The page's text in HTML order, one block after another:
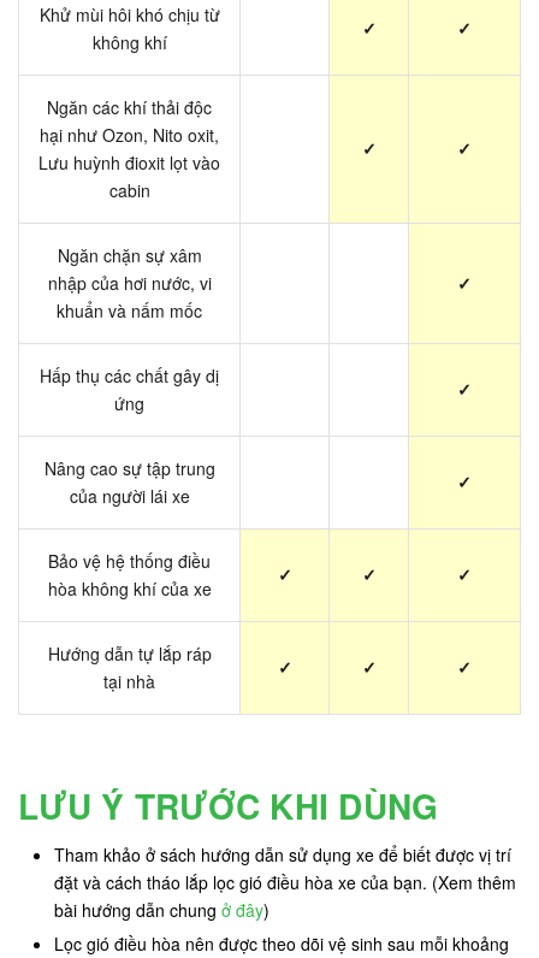
Khử mùi hôi khó chịu từ
không khí
✓ ✓
Ngăn các khí thải độc
hại như Ozon, Nito oxit,
Lưu huỳnh đioxit lọt vào
cabin
✓ ✓
Ngăn chặn sự xâm
nhập của hơi nước, vi
khuẩn và nấm mốc
✓
Hấp thụ các chất gây dị
ứng
✓
Nâng cao sự tập trung
của người lái xe
✓
Bảo vệ hệ thống điều
hòa không khí của xe
✓ ✓ ✓
Hướng dẫn tự lắp ráp
tại nhà
✓ ✓ ✓
LƯU Ý TRƯỚC KHI DÙNG
Tham khảo ở sách hướng dẫn sử dụng xe để biết được vị trí
đặt và cách tháo lắp lọc gió điều hòa xe của bạn. (Xem thêm
bài hướng dẫn chung ở đây)
Lọc gió điều hòa nên được theo dõi vệ sinh sau mỗi khoảng